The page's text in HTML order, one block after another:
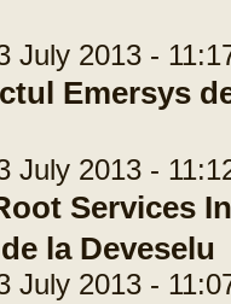
2013 -
Emersys
2013 -
Services
la Deveselu
2013 -